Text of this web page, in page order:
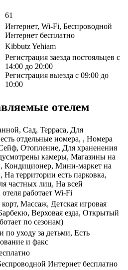
61
Интернет, Wi-Fi, Беспроводной
Интернет бесплатно
Kibbutz Yehiam
Регистрация заезда постояльцев с
14:00 до 20:00
Регистрация выезда с 09:00 до
10:00
отелем
Сад, Терраса, Для
отдельные номера, , Номера
Отопление, Для храненения
камеры, Магазины на
Кондиционер, Мини-маркет на
На территории есть парковка,
частных лиц, На всей
работает Wi-Fi
Массаж, Детская игровая
Верховая езда, Открытый
по сезонам)
по уходу за детьми, Есть
и факс
Интернет бесплатно